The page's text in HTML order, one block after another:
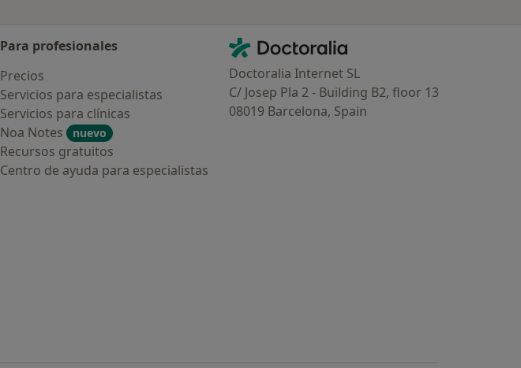
Para profesionales
Precios
Servicios para especialistas
Servicios para clínicas
Noa Notes
nuevo
Recursos gratuitos
Centro de ayuda para especialistas
Contacto
Doctoralia - Página de inicio
Doctoralia Internet SL
C/ Josep Pla 2 - Building B2, floor 13
08019 Barcelona, Spain